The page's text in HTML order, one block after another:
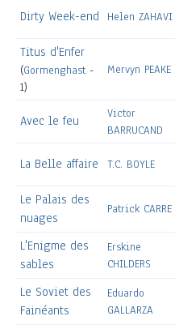
Dirty Week-end Helen ZAHAVI
Titus d'Enfer
(Gormenghast-
1)
Mervyn PEAKE
Avec le feu
Victor
BARRUCAND
La Belle affaire T.C. BOYLE
Le Palais des
nuages
Patrick CARRE
L'Enigme des
sables
Erskine
CHILDERS
Le Soviet des
Fainéants
Eduardo
GALLARZA